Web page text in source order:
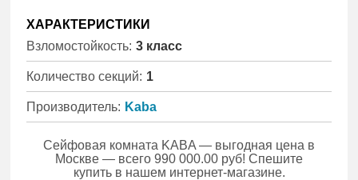
ХАРАКТЕРИСТИКИ
Взломостойкость: 3 класс
Количество секций: 1
Производитель: Kaba
Сейфовая комната KABA — выгодная цена в
Москве — всего 990 000.00 руб! Спешите
купить в нашем интернет-магазине.